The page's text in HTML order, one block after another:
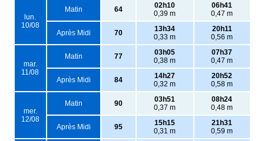
lun.
10/08
Matin 64
02h10
0,39 m
06h41
0,47 m
Après Midi 70
13h34
0,33 m
20h11
0,56 m
mar.
11/08
Matin 77
03h05
0,38 m
07h37
0,47 m
Après Midi 84
14h27
0,32 m
20h52
0,58 m
mer.
12/08
Matin 90
03h51
0,37 m
08h24
0,48 m
Après Midi 95
15h15
0,31 m
21h31
0,59 m